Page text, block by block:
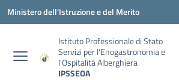
Vai ai contenuti
Vai al menu di navigazione
Vai al footer
Ministero dell'Istruzione e del Merito
Istituto Professionale di Stato
Servizi per l'Enogastronomia e
l'Ospitalità Alberghiera
IPSSEOA